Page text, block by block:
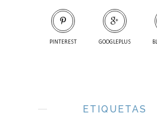
PINTEREST GOOGLEPLUS
ETIQUETAS